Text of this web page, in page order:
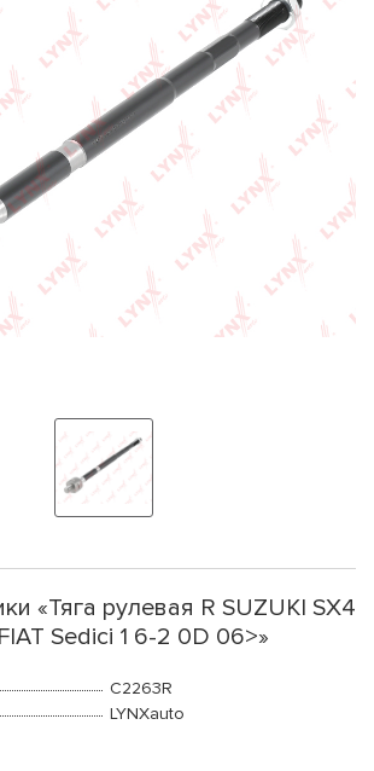
«Тяга рулевая R SUZUKI SX4
Sedici 1 6-2 0D 06>»
C2263R
LYNXauto